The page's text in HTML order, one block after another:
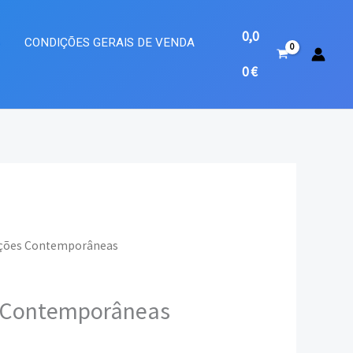
CONDIÇÕES GERAIS DE VENDA
0,0
0€
Contemporâneas